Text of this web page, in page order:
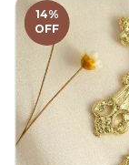
14%
OFF